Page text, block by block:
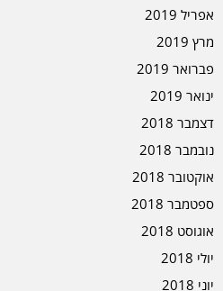
אפריל 2019
מרץ 2019
פברואר 2019
ינואר 2019
דצמבר 2018
נובמבר 2018
אוקטובר 2018
ספטמבר 2018
אוגוסט 2018
יולי 2018
יוני 2018